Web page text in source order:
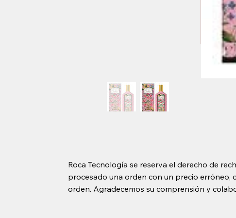
Roca Tecnología se reserva el derecho de
procesado una orden con un precio erróneo,
orden. Agradecemos su comprensión y